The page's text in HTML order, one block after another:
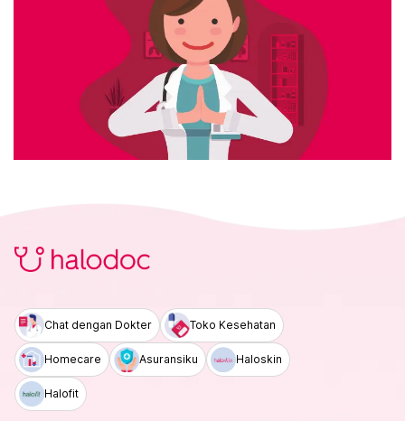
Chat dengan Dokter Toko Kesehatan
Homecare Asuransiku Haloskin
Halofit